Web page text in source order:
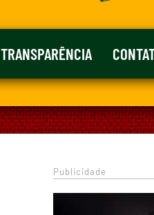
TRANSPARÊNCIA
Publicidade